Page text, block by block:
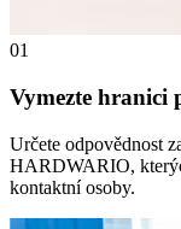
01
Vymezte hranici
Určete odpovědnost
HARDWARIO,
kontaktní osoby.